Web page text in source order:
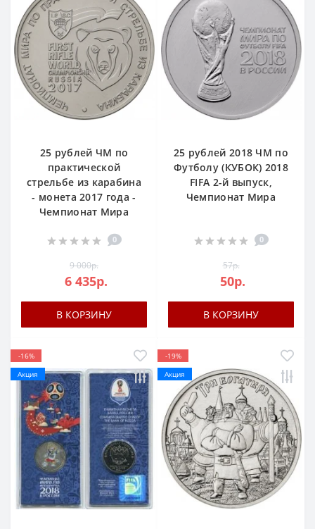
25 рублей ЧМ по
практической
стрельбе из карабина
- монета 2017 года -
Чемпионат Мира
0
9 000р.
6 435р.
В КОРЗИНУ
25 рублей 2018 ЧМ по
Футболу (КУБОК) 2018
FIFA 2-й выпуск,
Чемпионат Мира
0
57р.
50р.
В КОРЗИНУ
-16%
Акция
-19%
Акция